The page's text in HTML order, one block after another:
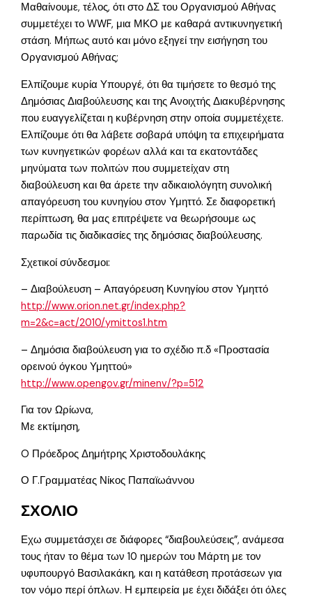
Μαθαίνουμε, τέλος, ότι στο ΔΣ του Οργανισμού Αθήνας
συμμετέχει το WWF, μια ΜΚΟ με καθαρά αντικυνηγετική
στάση. Μήπως αυτό και μόνο εξηγεί την εισήγηση του
Οργανισμού Αθήνας;
Ελπίζουμε κυρία Υπουργέ, ότι θα τιμήσετε το θεσμό της
Δημόσιας Διαβούλευσης και της Ανοιχτής Διακυβέρνησης
που ευαγγελίζεται η κυβέρνηση στην οποία συμμετέχετε.
Ελπίζουμε ότι θα λάβετε σοβαρά υπόψη τα επιχειρήματα
των κυνηγετικών φορέων αλλά και τα εκατοντάδες
μηνύματα των πολιτών που συμμετείχαν στη
διαβούλευση και θα άρετε την αδικαιολόγητη συνολική
απαγόρευση του κυνηγίου στον Υμηττό. Σε διαφορετική
περίπτωση, θα μας επιτρέψετε να θεωρήσουμε ως
παρωδία τις διαδικασίες της δημόσιας διαβούλευσης.
Σχετικοί σύνδεσμοι:
– Διαβούλευση – Απαγόρευση Κυνηγίου στον Υμηττό
http://www.orion.net.gr/index.php?
m=2&c=act/2010/ymittos1.htm
– Δημόσια διαβούλευση για το σχέδιο π.δ «Προστασία
ορεινού όγκου Υμηττού»
http://www.opengov.gr/minenv/?p=512
Για τον Ωρίωνα,
Με εκτίμηση,
O Πρόεδρος Δημήτρης Χριστοδουλάκης
Ο Γ.Γραμματέας Νίκος Παπαϊωάννου
ΣΧΟΛΙΟ
Εχω συμμετάσχει σε διάφορες “διαβουλεύσεις”, ανάμεσα
τους ήταν το θέμα των 10 ημερών του Μάρτη με τον
υφυπουργό Βασιλακάκη, και η κατάθεση προτάσεων για
τον νόμο περί όπλων. Η εμπειρεία με έχει διδάξει ότι όλες